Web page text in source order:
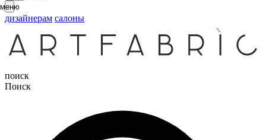
меню
дизайнерам салоны
поиск
Поиск